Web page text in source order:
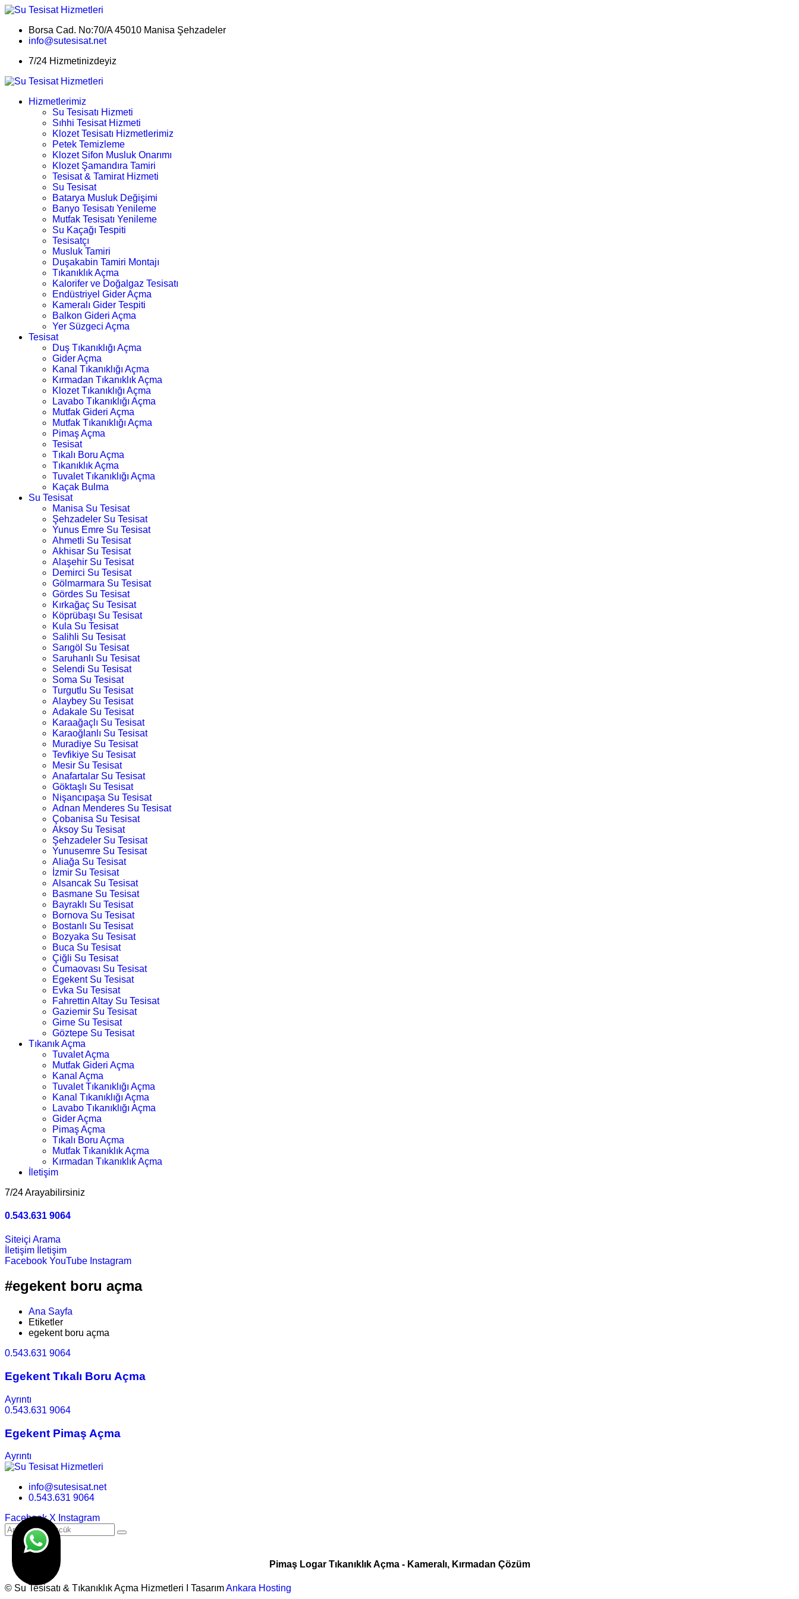
Borsa Cad. No:70/A 45010 Manisa Şehzadeler
info@sutesisat.net
7/24 Hizmetinizdeyiz
Hizmetlerimiz
Su Tesisatı Hizmeti
Sıhhi Tesisat Hizmeti
Klozet Tesisatı Hizmetlerimiz
Petek Temizleme
Klozet Sifon Musluk Onarımı
Klozet Şamandıra Tamiri
Tesisat & Tamirat Hizmeti
Su Tesisat
Batarya Musluk Değişimi
Banyo Tesisatı Yenileme
Mutfak Tesisatı Yenileme
Su Kaçağı Tespiti
Tesisatçı
Musluk Tamiri
Duşakabin Tamiri Montajı
Tıkanıklık Açma
Kalorifer ve Doğalgaz Tesisatı
Endüstriyel Gider Açma
Kameralı Gider Tespiti
Balkon Gideri Açma
Yer Süzgeci Açma
Tesisat
Duş Tıkanıklığı Açma
Gider Açma
Kanal Tıkanıklığı Açma
Kırmadan Tıkanıklık Açma
Klozet Tıkanıklığı Açma
Lavabo Tıkanıklığı Açma
Mutfak Gideri Açma
Mutfak Tıkanıklığı Açma
Pimaş Açma
Tesisat
Tıkalı Boru Açma
Tıkanıklık Açma
Tuvalet Tıkanıklığı Açma
Kaçak Bulma
Su Tesisat
Manisa Su Tesisat
Şehzadeler Su Tesisat
Yunus Emre Su Tesisat
Ahmetli Su Tesisat
Akhisar Su Tesisat
Alaşehir Su Tesisat
Demirci Su Tesisat
Gölmarmara Su Tesisat
Gördes Su Tesisat
Kırkağaç Su Tesisat
Köprübaşı Su Tesisat
Kula Su Tesisat
Salihli Su Tesisat
Sarıgöl Su Tesisat
Saruhanlı Su Tesisat
Selendi Su Tesisat
Soma Su Tesisat
Turgutlu Su Tesisat
Alaybey Su Tesisat
Adakale Su Tesisat
Karaağaçlı Su Tesisat
Karaoğlanlı Su Tesisat
Muradiye Su Tesisat
Tevfikiye Su Tesisat
Mesir Su Tesisat
Anafartalar Su Tesisat
Göktaşlı Su Tesisat
Nişancıpaşa Su Tesisat
Adnan Menderes Su Tesisat
Çobanisa Su Tesisat
Aksoy Su Tesisat
Şehzadeler Su Tesisat
Yunusemre Su Tesisat
Aliağa Su Tesisat
İzmir Su Tesisat
Alsancak Su Tesisat
Basmane Su Tesisat
Bayraklı Su Tesisat
Bornova Su Tesisat
Bostanlı Su Tesisat
Bozyaka Su Tesisat
Buca Su Tesisat
Çiğli Su Tesisat
Cumaovası Su Tesisat
Egekent Su Tesisat
Evka Su Tesisat
Fahrettin Altay Su Tesisat
Gaziemir Su Tesisat
Girne Su Tesisat
Göztepe Su Tesisat
Tıkanık Açma
Tuvalet Açma
Mutfak Gideri Açma
Kanal Açma
Tuvalet Tıkanıklığı Açma
Kanal Tıkanıklığı Açma
Lavabo Tıkanıklığı Açma
Gider Açma
Pimaş Açma
Tıkalı Boru Açma
Mutfak Tıkanıklık Açma
Kırmadan Tıkanıklık Açma
İletişim
7/24 Arayabilirsiniz
0.543.631 9064
Siteiçi Arama
İletişim
İletişim
Facebook YouTube Instagram
#egekent boru açma
Ana Sayfa
Etiketler
egekent boru açma
0.543.631 9064
Egekent Tıkalı Boru Açma
Ayrıntı
0.543.631 9064
Egekent Pimaş Açma
Ayrıntı
info@sutesisat.net
0.543.631 9064
Facebook X Instagram
Pimaş Logar Tıkanıklık Açma - Kameralı, Kırmadan Çözüm
© Su Tesisatı & Tıkanıklık Açma Hizmetleri I TasarımAnkara Hosting